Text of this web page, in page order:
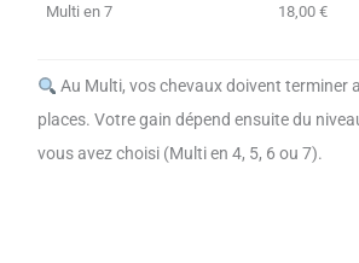
Multi en 7 18,00 €
Au Multi, vos chevaux doivent terminer
places. Votre gain dépend ensuite du
vous avez choisi (Multi en 4, 5, 6 ou 7).